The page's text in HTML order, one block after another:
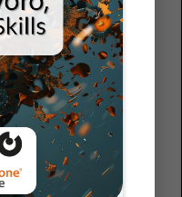
soprattutto alle
gli abusi
uso del digitale
di “buona condotta”
su
consenso , privacy
mediate dalla